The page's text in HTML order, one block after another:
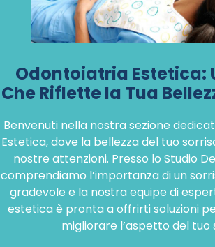
Odontoiatria Estetica:
Che Riflette la Tua
Benvenuti nella nostra sezione
Estetica, dove la bellezza del tuo
nostre attenzioni. Presso lo Studio
comprendiamo l’importanza di un
gradevole e la nostra equipe di
estetica è pronta a offrirti soluzioni
migliorare l’aspetto del tuo